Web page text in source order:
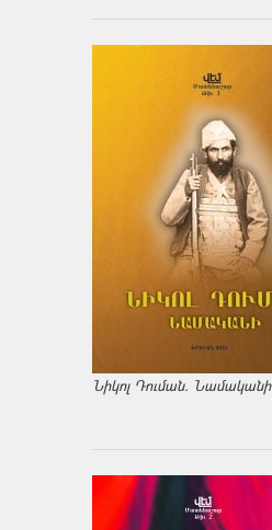
Նիկոլ Դուման. Նամականի